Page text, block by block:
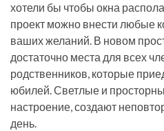
хотели бы чтобы окна
проект можно внести любые
ваших желаний. В новом
достаточно места для всех
родственников, которые
юбилей. Светлые и
настроение, создают
день.